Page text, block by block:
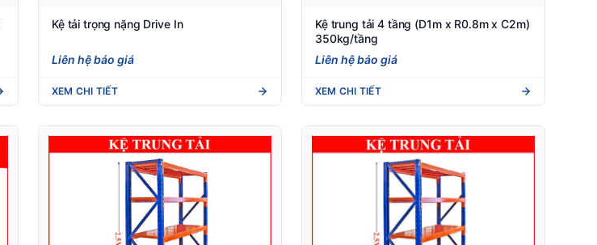
Kệ tải trọng nặng Drive In
Liên hệ báo giá
XEM CHI TIẾT
Kệ trung tải 4 tầng (D1m x R0.8m x C2m)
350kg/tầng
Liên hệ báo giá
XEM CHI TIẾT